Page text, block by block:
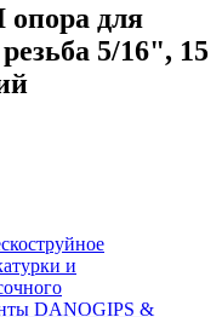
для
5/16", 15
и
DANOGIPS &